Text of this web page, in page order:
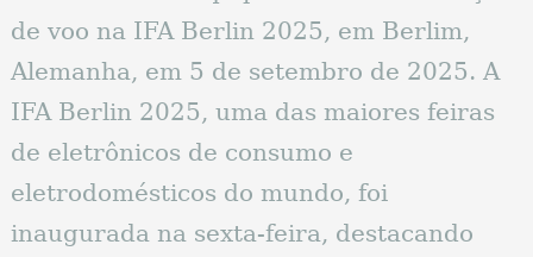
de voo na IFA Berlin 2025, em Berlim,
Alemanha, em 5 de setembro de 2025. A
IFA Berlin 2025, uma das maiores feiras
de eletrônicos de consumo e
eletrodomésticos do mundo, foi
inaugurada na sexta-feira, destacando